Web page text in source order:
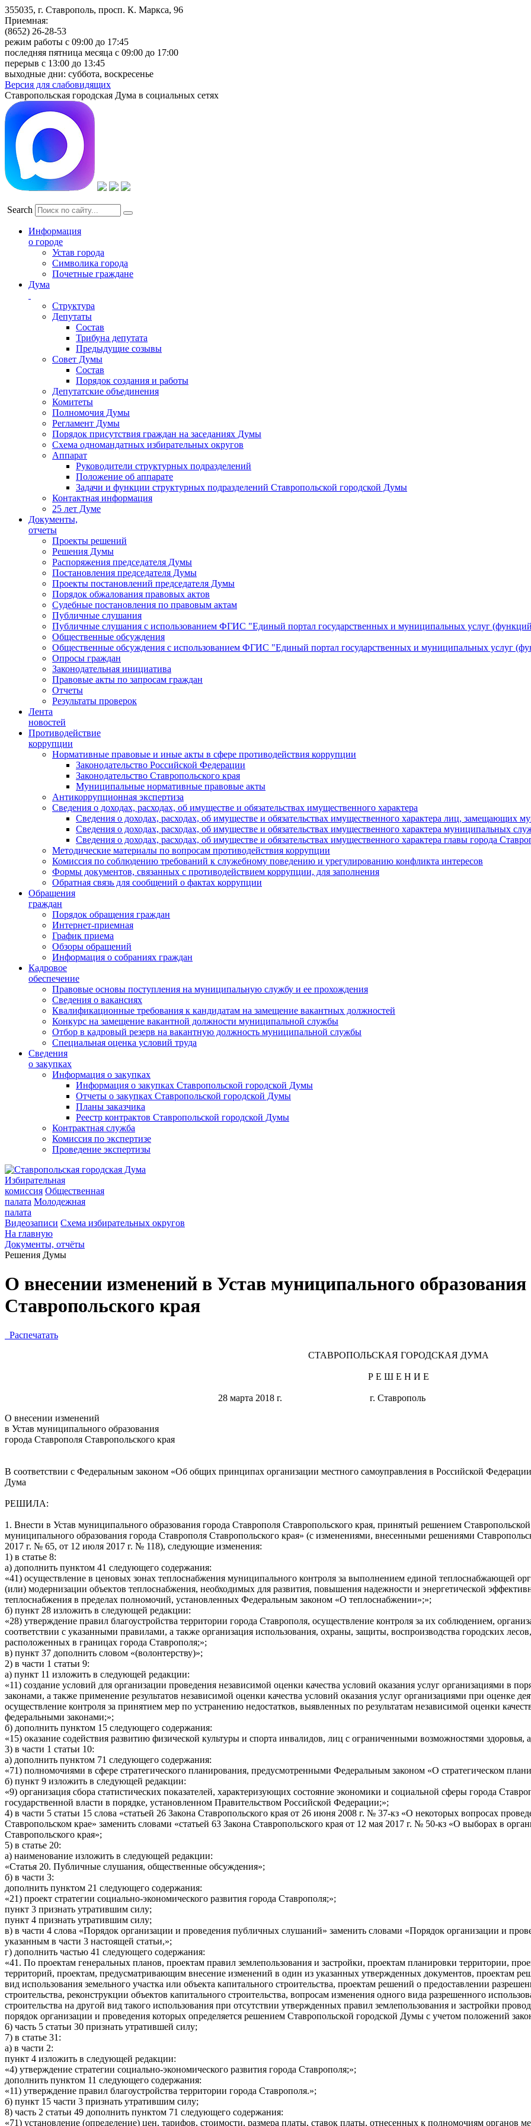
355035, г. Ставрополь, просп. К. Маркса, 96
Приемная:
(8652) 26-28-53
режим работы с 09:00 до 17:45
последняя пятница месяца с 09:00 до 17:00
перерыв с 13:00 до 13:45
выходные дни: суббота, воскресенье
Версия для слабовидящих
Ставропольская городская Дума в социальных сетях
Search
Информация
о городе
Устав города
Символика города
Почетные граждане
Дума
Структура
Депутаты
Состав
Трибуна депутата
Предыдущие созывы
Совет Думы
Состав
Порядок создания и работы
Депутатские объединения
Комитеты
Полномочия Думы
Регламент Думы
Порядок присутствия граждан на заседаниях Думы
Схема одномандатных избирательных округов
Аппарат
Руководители структурных подразделений
Положение об аппарате
Задачи и функции структурных подразделений Ставропольской городской Думы
Контактная информация
25 лет Думе
Документы,
отчеты
Проекты решений
Решения Думы
Распоряжения председателя Думы
Постановления председателя Думы
Проекты постановлений председателя Думы
Порядок обжалования правовых актов
Судебные постановления по правовым актам
Публичные слушания
Публичные слушания с использованием ФГИС "Единый портал государственных и муниципальных услуг
Общественные обсуждения
Общественные обсуждения с использованием ФГИС "Единый портал государственных и муниципальных услуг
Опросы граждан
Законодательная инициатива
Правовые акты по запросам граждан
Отчеты
Результаты проверок
Лента
новостей
Противодействие
коррупции
Нормативные правовые и иные акты в сфере противодействия коррупции
Законодательство Российской Федерации
Законодательство Ставропольского края
Муниципальные нормативные правовые акты
Антикоррупционная экспертиза
Сведения о доходах, расходах, об имуществе и обязательствах имущественного характера
Сведения о доходах, расходах, об имуществе и обязательствах имущественного характера лиц,
Сведения о доходах, расходах, об имуществе и обязательствах имущественного характера муниципальных
Сведения о доходах, расходах, об имуществе и обязательствах имущественного характера главы города
Методические материалы по вопросам противодействия коррупции
Комиссия по соблюдению требований к служебному поведению и урегулированию конфликта интересов
Формы документов, связанных с противодействием коррупции, для заполнения
Обратная связь для сообщений о фактах коррупции
Обращения
граждан
Порядок обращения граждан
Интернет-приемная
График приема
Обзоры обращений
Информация о собраниях граждан
Кадровое
обеспечение
Правовые основы поступления на муниципальную службу и ее прохождения
Сведения о вакансиях
Квалификационные требования к кандидатам на замещение вакантных должностей
Конкурс на замещение вакантной должности муниципальной службы
Отбор в кадровый резерв на вакантную должность муниципальной службы
Специальная оценка условий труда
Сведения
о закупках
Информация о закупках
Информация о закупках Ставропольской городской Думы
Отчеты о закупках Ставропольской городской Думы
Планы заказчика
Реестр контрактов Ставропольской городской Думы
Контрактная служба
Комиссия по экспертизе
Проведение экспертизы
Избирательная
комиссия Общественная
палата Молодежная
палата
Видеозаписи Схема избирательных округов
На главную
Документы, отчёты
Решения Думы
О внесении изменений в Устав муниципального
Ставропольского края
Распечатать
СТАВРОПОЛЬСКАЯ ГОРОДСКАЯ ДУМА
Р Е Ш Е Н И Е
28 марта 2018 г. г. Ставрополь
О внесении изменений
в Устав муниципального образования
города Ставрополя Ставропольского края
В соответствии с Федеральным законом «Об общих принципах организации местного самоуправления в Российской
Дума
РЕШИЛА:
1. Внести в Устав муниципального образования города Ставрополя Ставропольского края, принятый решением
муниципального образования города Ставрополя Ставропольского края» (с изменениями, внесенными решениями
2017 г. № 65, от 12 июля 2017 г. № 118), следующие изменения:
1) в статье 8:
а) дополнить пунктом 41 следующего содержания:
«41) осуществление в ценовых зонах теплоснабжения муниципального контроля за выполнением единой теплоснабжающей
(или) модернизации объектов теплоснабжения, необходимых для развития, повышения надежности и энергетической
теплоснабжения в пределах полномочий, установленных Федеральным законом «О теплоснабжении»;»;
б) пункт 28 изложить в следующей редакции:
«28) утверждение правил благоустройства территории города Ставрополя, осуществление контроля за их соблюдением,
соответствии с указанными правилами, а также организация использования, охраны, защиты, воспроизводства городских
расположенных в границах города Ставрополя;»;
в) пункт 37 дополнить словом «(волонтерству)»;
2) в части 1 статьи 9:
а) пункт 11 изложить в следующей редакции:
«11) создание условий для организации проведения независимой оценки качества условий оказания услуг организациями в
законами, а также применение результатов независимой оценки качества условий оказания услуг организациями при оценке
осуществление контроля за принятием мер по устранению недостатков, выявленных по результатам независимой оценки
федеральными законами;»;
б) дополнить пунктом 15 следующего содержания:
«15) оказание содействия развитию физической культуры и спорта инвалидов, лиц с ограниченными возможностями здоровья,
3) в части 1 статьи 10:
а) дополнить пунктом 71 следующего содержания:
«71) полномочиями в сфере стратегического планирования, предусмотренными Федеральным законом «О стратегическом
б) пункт 9 изложить в следующей редакции:
«9) организация сбора статистических показателей, характеризующих состояние экономики и социальной сферы города
государственной власти в порядке, установленном Правительством Российской Федерации;»;
4) в части 5 статьи 15 слова «статьей 26 Закона Ставропольского края от 26 июня 2008 г. № 37-кз «О некоторых вопросах
Ставропольском крае» заменить словами «статьей 63 Закона Ставропольского края от 12 мая 2017 г. № 50-кз «О выборах в
Ставропольского края»;
5) в статье 20:
а) наименование изложить в следующей редакции:
«Статья 20. Публичные слушания, общественные обсуждения»;
б) в части 3:
дополнить пунктом 21 следующего содержания:
«21) проект стратегии социально-экономического развития города Ставрополя;»;
пункт 3 признать утратившим силу;
пункт 4 признать утратившим силу;
в) в части 4 слова «Порядок организации и проведения публичных слушаний» заменить словами «Порядок организации и
указанным в части 3 настоящей статьи,»;
г) дополнить частью 41 следующего содержания:
«41. По проектам генеральных планов, проектам правил землепользования и застройки, проектам планировки территории,
территорий, проектам, предусматривающим внесение изменений в один из указанных утвержденных документов, проектам
вид использования земельного участка или объекта капитального строительства, проектам решений о предоставлении
строительства, реконструкции объектов капитального строительства, вопросам изменения одного вида разрешенного
строительства на другой вид такого использования при отсутствии утвержденных правил землепользования и застройки
порядок организации и проведения которых определяется решением Ставропольской городской Думы с учетом положений
6) часть 5 статьи 30 признать утратившей силу;
7) в статье 31:
а) в части 2:
пункт 4 изложить в следующей редакции:
«4) утверждение стратегии социально-экономического развития города Ставрополя;»;
дополнить пунктом 11 следующего содержания:
«11) утверждение правил благоустройства территории города Ставрополя.»;
б) пункт 15 части 3 признать утратившим силу;
8) часть 2 статьи 49 дополнить пунктом 71 следующего содержания:
«71) установление (определение) цен, тарифов, стоимости, размера платы, ставок платы, отнесенных к полномочиям органов